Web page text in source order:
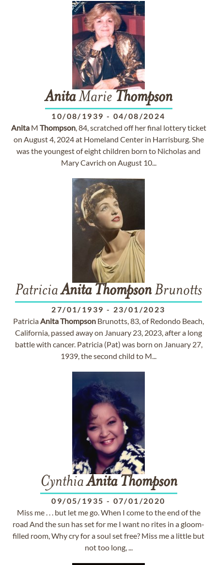
AnitaMarie Thompson
10/08/1939 - 04/08/2024
AnitaM Thompson, 84, scratched off her final lottery ticket
on August 4, 2024 at Homeland Center in Harrisburg. She
was the youngest of eight children born to Nicholas and
Mary Cavrich on August 10...
PatriciaAnita ThompsonBrunotts
27/01/1939 - 23/01/2023
PatriciaAnitaThompson Brunotts, 83, of Redondo Beach,
California, passed away on January 23, 2023, after a long
battle with cancer. Patricia (Pat) was born on January 27,
1939, the second child to M...
CynthiaAnita Thompson
09/05/1935 - 07/01/2020
Miss me . . . but let me go. When I come to the end of the
road And the sun has set for me I want no rites in a gloom-
filled room, Why cry for a soul set free? Miss me a little but
not too long, ...